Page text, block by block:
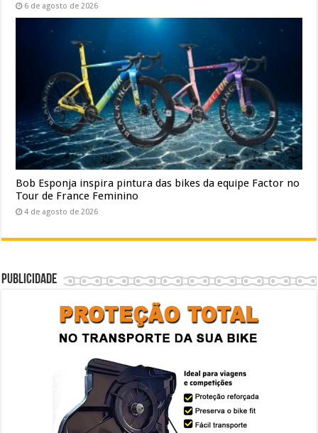
6 de agosto de 2026
Bob Esponja inspira pintura das bikes da equipe Factor no
Tour de France Feminino
4 de agosto de 2026
Publicidade